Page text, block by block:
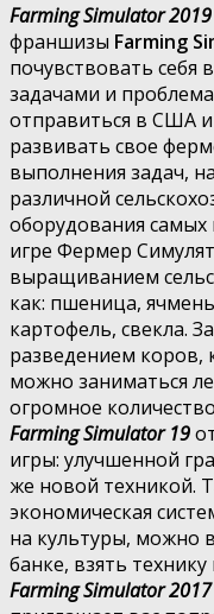
Farming Simulator 2019
франшизы Farming
почувствовать себя
задачами и
отправиться в США
развивать свое
выполнения задач,
различной
оборудования
игре Фермер
выращиванием
как: пшеница,
картофель, свекла.
разведением коров,
можно заниматься
огромное
Farming Simulator 19
игры: улучшенной
же новой техникой.
экономическая
на культуры, можно
банке, взять
Farming Simulator 2017